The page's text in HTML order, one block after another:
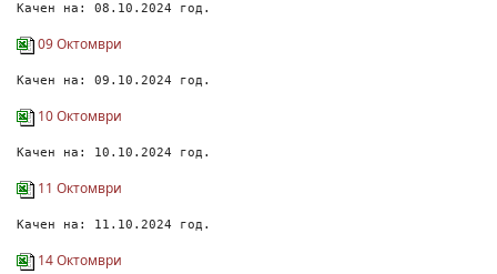
Качен на: 08.10.2024 год.
09 Октомври
Качен на: 09.10.2024 год.
10 Октомври
Качен на: 10.10.2024 год.
11 Октомври
Качен на: 11.10.2024 год.
14 Октомври